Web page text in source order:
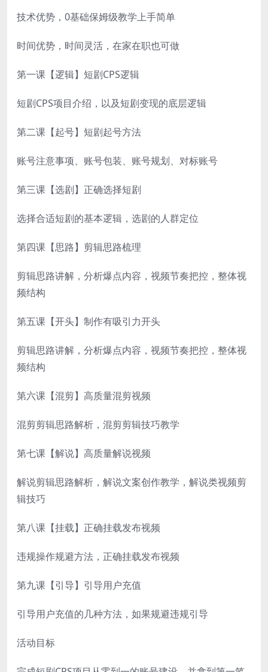
技术优势，0基础保姆级教学上手简单
时间优势，时间灵活，在家在职也可做
第一课【逻辑】短剧CPS逻辑
短剧CPS项目介绍，以及短剧变现的底层逻辑
第二课【起号】短剧起号方法
账号注意事项、账号包装、账号规划、对标账号
第三课【选剧】正确选择短剧
选择合适短剧的基本逻辑，选剧的人群定位
第四课【思路】剪辑思路梳理
剪辑思路讲解，分析爆点内容，视频节奏把控，整体视
频结构
第五课【开头】制作有吸引力开头
剪辑思路讲解，分析爆点内容，视频节奏把控，整体视
频结构
第六课【混剪】高质量混剪视频
混剪剪辑思路解析，混剪剪辑技巧教学
第七课【解说】高质量解说视频
解说剪辑思路解析，解说文案创作教学，解说类视频剪
辑技巧
第八课【挂载】正确挂载发布视频
违规操作规避方法，正确挂载发布视频
第九课【引导】引导用户充值
引导用户充值的几种方法，如果规避违规引导
活动目标